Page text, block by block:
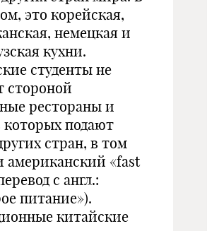
это корейская,
немецкая и
кухни.
студенты не
стороной
рестораны и
которых подают
стран, в том
американский «fast
с англ.:
питание»).
китайские